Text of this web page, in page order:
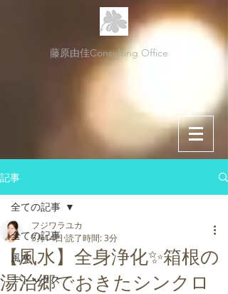
藤原由佳Consulting Office
記事
全ての記事
風水
デトックス
全ての記事
【風水】全身浄化✨箱根の
湯治郷でおきたシンクロ
フジワラユカ
5月14日 読了時間: 3分